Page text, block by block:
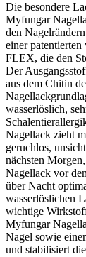
Die besondere
Myfungar
den
einer
FLEX, die den
Der
aus dem Chitin
wasserlöslich,
Nagellack zieht
geruchlos,
nächsten
Nagellack vor
über Nacht
wasserlöslichen
wichtige
Myfungar
Nagel sowie
und stabilisiert